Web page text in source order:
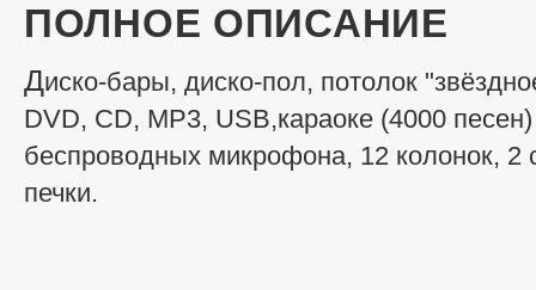
ПОЛНОЕ ОПИСАНИЕ
Диско-бары, диско-пол, потолок
DVD, CD, MP3, USB,караоке (4000
беспроводных микрофона, 12 колонок,
печки.